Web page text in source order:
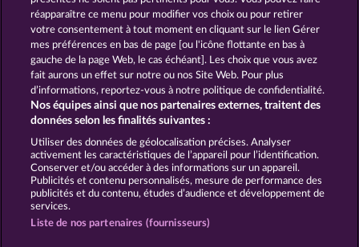
Mallorca Wilds Frooty Troupe Sun Splash
CGU Charte de confidentialité
Mentions légales Société
Envoyer la demande de rétractation
réapparaître ce menu pour modifier vos choix ou pour retirer
votre consentement à tout moment en cliquant sur le lien Gérer
mes préférences en bas de page [ou l'icône flottante en bas à
gauche de la page Web, le cas échéant]. Les choix que vous avez
fait aurons un effet sur notre ou nos Site Web. Pour plus
d’informations, reportez-vous à notre politique de confidentialité.
Nos équipes ainsi que nos partenaires externes, traitent des
données selon les finalités suivantes :
Utiliser des données de géolocalisation précises. Analyser
activement les caractéristiques de l’appareil pour l’identification.
Conserver et/ou accéder à des informations sur un appareil.
Publicités et contenu personnalisés, mesure de performance des
publicités et du contenu, études d’audience et développement de
services.
Liste de nos partenaires (fournisseurs)